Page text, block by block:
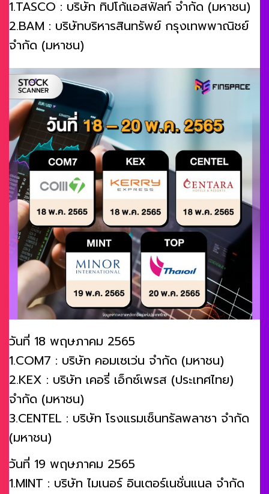
1.TASCO : บริษัท ทิปโก้แอสฟัลท์ จำกัด (มหาชน)
2.BAM : บริษัทบริหารสินทรัพย์ กรุงเทพพาณิชย์
จำกัด (มหาชน)
วันที่ 18 พฤษภาคม 2565
1.COM7 : บริษัท คอมเซเว่น จำกัด (มหาชน)
2.KEX : บริษัท เคอรี่ เอ็กซ์เพรส (ประเทศไทย)
จำกัด (มหาชน)
3.CENTEL : บริษัท โรงแรมเซ็นทรัลพลาซา จำกัด
(มหาชน)
วันที่ 19 พฤษภาคม 2565
1.MINT : บริษัท ไมเนอร์ อินเตอร์เนชั่นแนล จำกัด